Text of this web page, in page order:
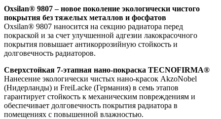
Oxsilan® 9807 – новое поколение экологически чистого
покрытия без тяжелых металлов и фосфатов
Oxsilan® 9807 наносится на секцию радиатора перед
покраской и за счет улучшенной адгезии лакокрасочного
покрытия повышает антикоррозийную стойкость и
долговечность радиаторов.
Сверхстойкая 7-этапная нано-покраска TECNOFIRMA®
Нанесение экологически чистых нано-красок AkzoNobel
(Нидерланды) и FreiLacke (Германия) в семь этапов
гарантирует стойкость к механическим повреждениям и
обеспечивает долговечность покрытия радиатора в
помещениях с повышенной влажностью.